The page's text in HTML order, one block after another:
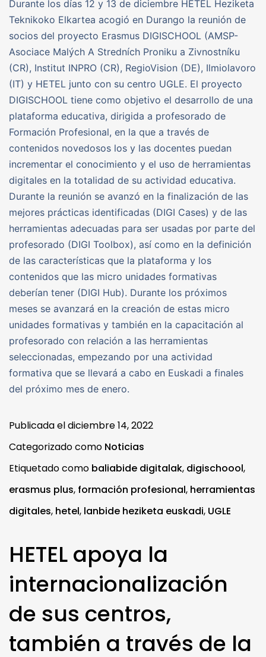
Durante los días 12 y 13 de diciembre HETEL Heziketa
Teknikoko Elkartea acogió en Durango la reunión de
socios del proyecto Erasmus DIGISCHOOL (AMSP-
Asociace Malých A Stredních Proniku a Zivnostníku
(CR), Institut INPRO (CR), RegioVision (DE), Ilmiolavoro
(IT) y HETEL junto con su centro UGLE. El proyecto
DIGISCHOOL tiene como objetivo el desarrollo de una
plataforma educativa, dirigida a profesorado de
Formación Profesional, en la que a través de
contenidos novedosos los y las docentes puedan
incrementar el conocimiento y el uso de herramientas
digitales en la totalidad de su actividad educativa.
Durante la reunión se avanzó en la finalización de las
mejores prácticas identificadas (DIGI Cases) y de las
herramientas adecuadas para ser usadas por parte del
profesorado (DIGI Toolbox), así como en la definición
de las características que la plataforma y los
contenidos que las micro unidades formativas
deberían tener (DIGI Hub). Durante los próximos
meses se avanzará en la creación de estas micro
unidades formativas y también en la capacitación al
profesorado con relación a las herramientas
seleccionadas, empezando por una actividad
formativa que se llevará a cabo en Euskadi a finales
del próximo mes de enero.
Publicada eldiciembre 14, 2022
Categorizado como Noticias
Etiquetado como baliabide digitalak, digischoool,
erasmus plus, formación profesional, herramientas
digitales, hetel, lanbide heziketa euskadi, UGLE
HETEL apoya la
internacionalización
de sus centros,
también a través de la